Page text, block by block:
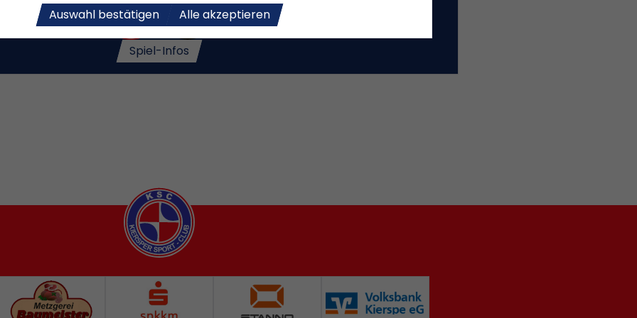
Auswahl bestätigen Alle akzeptieren
SC LTV Lüdenscheid
Spiel-Infos